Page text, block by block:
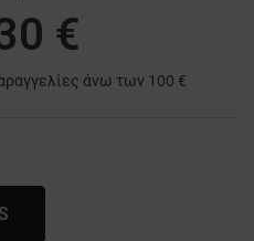
€
άνω των 100 €
S